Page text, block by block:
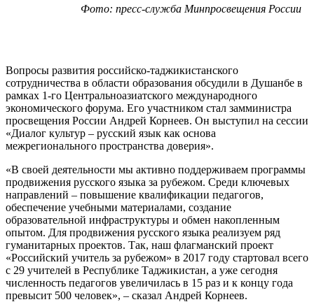
Фото: пресс-служба Минпросвещения России
Вопросы развития российско-таджикистанского
сотрудничества в области образования обсудили в Душанбе в
рамках 1-го Центральноазиатского международного
экономического форума. Его участником стал замминистра
просвещения России Андрей Корнеев. Он выступил на сессии
«Диалог культур – русский язык как основа
межрегионального пространства доверия».
«В своей деятельности мы активно поддерживаем программы
продвижения русского языка за рубежом. Среди ключевых
направлений – повышение квалификации педагогов,
обеспечение учебными материалами, создание
образовательной инфраструктуры и обмен накопленным
опытом. Для продвижения русского языка реализуем ряд
гуманитарных проектов. Так, наш флагманский проект
«Российский учитель за рубежом» в 2017 году стартовал всего
с 29 учителей в Республике Таджикистан, а уже сегодня
численность педагогов увеличилась в 15 раз и к концу года
превысит 500 человек», – сказал Андрей Корнеев.